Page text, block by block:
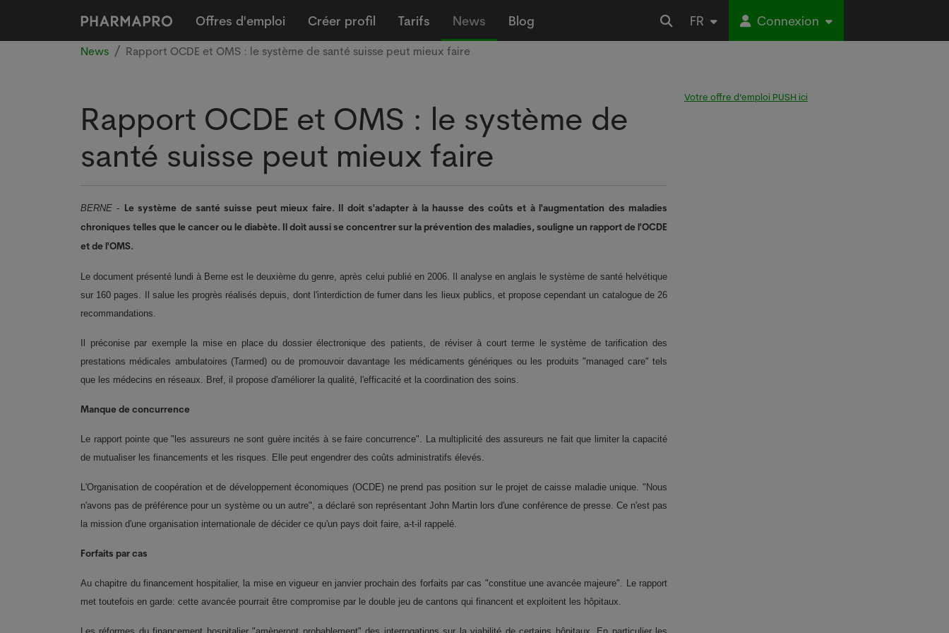
Offres d'emploi Créer profil Tarifs News Blog FR Connexion
News Rapport OCDE et OMS : le système de santé suisse peut mieux faire
Rapport OCDE et OMS : le système de
santé suisse peut mieux faire
BERNE- Le système de santé suisse peut mieux faire. Il doit s'adapter à la hausse des coûts et à l'augmentation des maladies
chroniques telles que le cancer ou le diabète. Il doit aussi se concentrer sur la prévention des maladies, souligne un rapport de l'OCDE
et de l'OMS.
Le document présenté lundi à Berne est le deuxième du genre, après celui publié en 2006. Il analyse en anglais le système de santé helvétique
sur 160 pages. Il salue les progrès réalisés depuis, dont l'interdiction de fumer dans les lieux publics, et propose cependant un catalogue de 26
recommandations.
Il préconise par exemple la mise en place du dossier électronique des patients, de réviser à court terme le système de tarification des
prestations médicales ambulatoires (Tarmed) ou de promouvoir davantage les médicaments génériques ou les produits "managed care" tels
que les médecins en réseaux. Bref, il propose d'améliorer la qualité, l'efficacité et la coordination des soins.
Manque de concurrence
Le rapport pointe que "les assureurs ne sont guère incités à se faire concurrence". La multiplicité des assureurs ne fait que limiter la capacité
de mutualiser les financements et les risques. Elle peut engendrer des coûts administratifs élevés.
L'Organisation de coopération et de développement économiques (OCDE) ne prend pas position sur le projet de caisse maladie unique. "Nous
n'avons pas de préférence pour un système ou un autre", a déclaré son représentant John Martin lors d'une conférence de presse. Ce n'est pas
la mission d'une organisation internationale de décider ce qu'un pays doit faire, a-t-il rappelé.
Forfaits par cas
Au chapitre du financement hospitalier, la mise en vigueur en janvier prochain des forfaits par cas "constitue une avancée majeure". Le rapport
met toutefois en garde: cette avancée pourrait être compromise par le double jeu de cantons qui financent et exploitent les hôpitaux.
Votre offre d’emploi PUSH ici